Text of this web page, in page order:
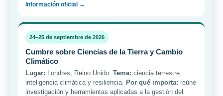
Información oficial →
24–25 de septiembre de 2026
Cumbre sobre Ciencias de la Tierra y Cambio
Climático
Lugar: Londres, Reino Unido. Tema: ciencia terrestre,
inteligencia climática y resiliencia. Por qué importa: reúne
investigación y herramientas aplicadas a la gestión del